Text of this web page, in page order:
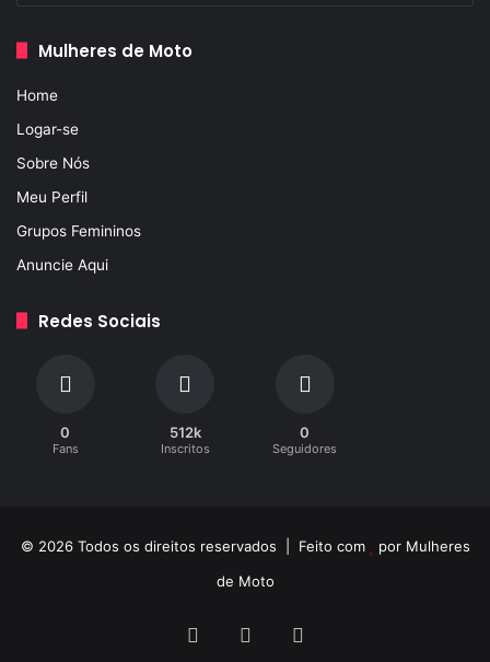
Você encontra
Até R$600
7) Icon Sweetskull – R$323
grafismo, esse modelo tem tudo para agradar a mulher
motociclista, principalmente aquelas que estão cansadas
Mulheres de Moto
Home
Logar-se
Sobre Nós
Meu Perfil
Grupos Femininos
Anuncie Aqui
Redes Sociais
0
Fans
512k
Inscritos
0
Seguidores
© 2026 Todos os direitos reservados | Feito com por Mulheres
de Moto
FacebookYouTube